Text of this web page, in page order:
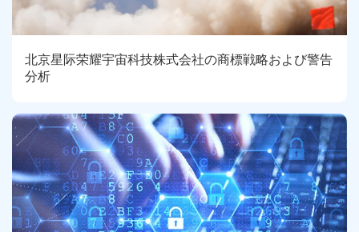
北京星际荣耀宇宙科技株式会社の商標戦略および警告
分析